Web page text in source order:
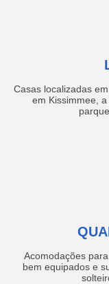
Casas localizadas
em Kissimmee,
Acomodações
bem equipados e